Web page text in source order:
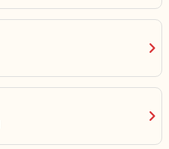
chevron_right
chevron_right